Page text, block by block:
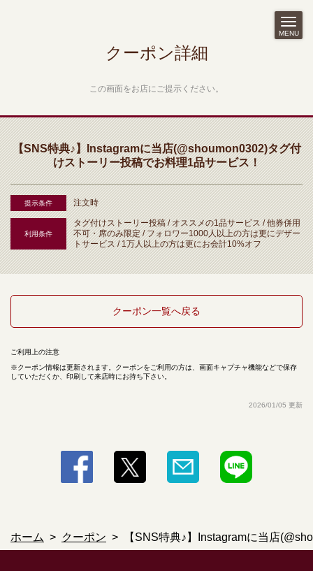
MENU
クーポン詳細
この画面をお店にご提示ください。
【SNS特典♪】Instagramに当店(@shoumon0302)タグ付
けストーリー投稿でお料理1品サービス！
提示条件 注文時
利用条件
タグ付けストーリー投稿 / オススメの1品サービス / 他券併用
不可・席のみ限定 / フォロワー1000人以上の方は更にデザー
トサービス / 1万人以上の方は更にお会計10%オフ
クーポン一覧へ戻る
ご利用上の注意
クーポン情報は更新されます。クーポンをご利用の方は、画面キャプチャ機能などで保存
していただくか、印刷して来店時にお持ち下さい。
2026/01/05 更新
ホーム クーポン 【SNS特典♪】Instagramに当店
この店舗情報をシェアする
愛知県豊橋市松葉町２－８－１リバティービル1階
https://shoumon.owst.jp/coupons/145803657